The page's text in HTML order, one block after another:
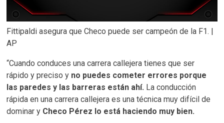
Fittipaldi asegura que Checo puede ser campeón de la F1. |
AP
“Cuando conduces una carrera callejera tienes que ser
rápido y preciso y no puedes cometer errores porque
las paredes y las barreras están ahí. La conducción
rápida en una carrera callejera es una técnica muy difícil de
dominar y Checo Pérez lo está haciendo muy bien.